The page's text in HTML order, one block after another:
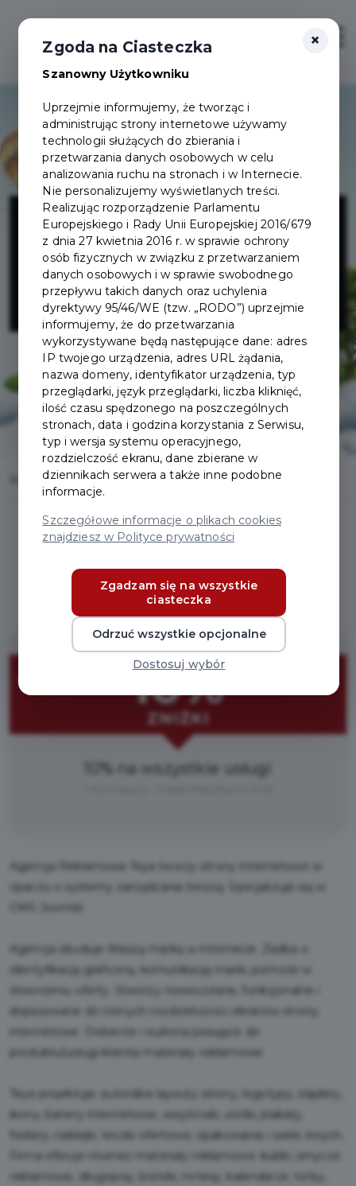
Agencja
Reklamowa
Teya
Home Oferty Agencja Reklamowa Teya
Regulamin i warunki
10%
ZNIŻKI
10% na wszystkie usługi
Agencja Reklamowa Teya tworzy strony internetowe w
oparciu o systemy zarządzania treścią. Specjalizuje się w
CMS Joomla!.
Agencja zbuduje Waszą markę w internecie. Zadba o
identyfikację graficzną, komunikację marki, pomoże w
stworzeniu oferty. Stworzy nowoczesne, funkcjonalne i
dopasowane do różnych rozdzielczości ekranów strony
internetowe. Dobierze i wykona pasujące do
produktu/usługi klienta materiały reklamowe.
Teya projektuje: autorskie layouty strony, logotypy, slajdery,
ikony, banery internetowe, wizytówki, ulotki, plakaty,
foldery, naklejki, teczki ofertowe, opakowania i wiele innych.
Firma oferuje również materiały reklamowe: kubki, smycze
reklamowe, długopisy, breloki, notesy, kalendarze, torby,
×
Zgoda na Ciasteczka
Szanowny Użytkowniku
Uprzejmie informujemy, że tworząc i
administrując strony internetowe używamy
technologii służących do zbierania i
przetwarzania danych osobowych w celu
analizowania ruchu na stronach i w Internecie.
Nie personalizujemy wyświetlanych treści.
Realizując rozporządzenie Parlamentu
Europejskiego i Rady Unii Europejskiej 2016/679
z dnia 27 kwietnia 2016 r. w sprawie ochrony
osób fizycznych w związku z przetwarzaniem
danych osobowych i w sprawie swobodnego
przepływu takich danych oraz uchylenia
dyrektywy 95/46/WE (tzw. „RODO”) uprzejmie
informujemy, że do przetwarzania
wykorzystywane będą następujące dane: adres
IP twojego urządzenia, adres URL żądania,
nazwa domeny, identyfikator urządzenia, typ
przeglądarki, język przeglądarki, liczba kliknięć,
ilość czasu spędzonego na poszczególnych
stronach, data i godzina korzystania z Serwisu,
typ i wersja systemu operacyjnego,
rozdzielczość ekranu, dane zbierane w
dziennikach serwera a także inne podobne
informacje.
Szczegółowe informacje o plikach cookies
znajdziesz w Polityce prywatności
Zgadzam się na wszystkie
ciasteczka
Odrzuć wszystkie opcjonalne
Dostosuj wybór